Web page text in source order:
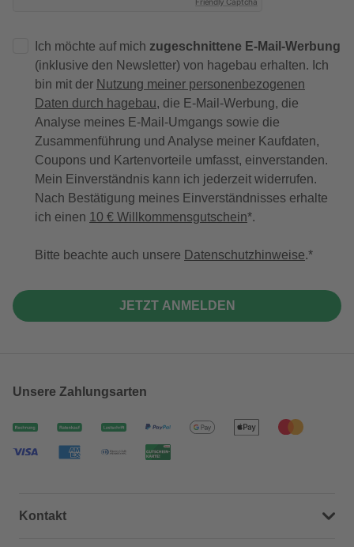
Ich möchte auf mich zugeschnittene E-Mail-Werbung
(inklusive den Newsletter) von hagebau erhalten. Ich
bin mit der Nutzung meiner personenbezogenen
Daten durch hagebau, die E-Mail-Werbung, die
Analyse meines E-Mail-Umgangs sowie die
Zusammenführung und Analyse meiner Kaufdaten,
Coupons und Kartenvorteile umfasst, einverstanden.
Mein Einverständnis kann ich jederzeit widerrufen.
Nach Bestätigung meines Einverständnisses erhalte
ich einen 10 € Willkommensgutschein*.
Bitte beachte auch unsere Datenschutzhinweise.
JETZT ANMELDEN
Unsere Zahlungsarten
Kontakt